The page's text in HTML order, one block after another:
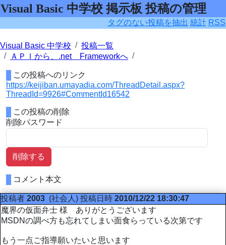
Visual Basic 中学校 掲示板 投稿の管理
タグのない投稿を抽出 統計 RSS
Visual Basic 中学校
投稿一覧
ＡＰＩから、.net Frameworkへ
この投稿へのリンク
https://keijiban.umayadia.com/ThreadDetail.aspx?
ThreadId=9926#CommentId16542
この投稿の削除
削除パスワード
削除する
コメント本文
投稿者 2003 (社会人) 投稿日時 2010/12/22 18:30:47
魔界の仮面弁士 様 ありがとうございます
MSDNの調べ方も忘れてしまい面食らっている次第です
もう一点ご指導願いたいと思います